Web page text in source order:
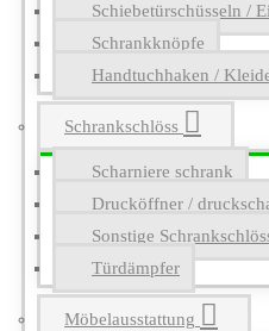
Schiebetürschüsseln /
Schrankknöpfe
Handtuchhaken /
Schrankschlöss
Scharniere schrank
Drucköffner /
Sonstige
Türdämpfer
Möbelausstattung